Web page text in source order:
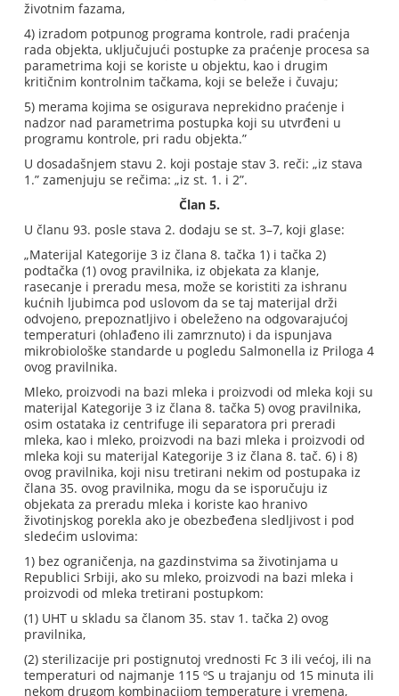
životnim fazama,
4) izradom potpunog programa kontrole, radi praćenja
rada objekta, uključujući postupke za praćenje procesa sa
parametrima koji se koriste u objektu, kao i drugim
kritičnim kontrolnim tačkama, koji se beleže i čuvaju;
5) merama kojima se osigurava neprekidno praćenje i
nadzor nad parametrima postupka koji su utvrđeni u
programu kontrole, pri radu objekta.”
U dosadašnjem stavu 2. koji postaje stav 3. reči: „iz stava
1.” zamenjuju se rečima: „iz st. 1. i 2”.
Član 5.
U članu 93. posle stava 2. dodaju se st. 3–7, koji glase:
„Materijal Kategorije 3 iz člana 8. tačka 1) i tačka 2)
podtačka (1) ovog pravilnika, iz objekata za klanje,
rasecanje i preradu mesa, može se koristiti za ishranu
kućnih ljubimca pod uslovom da se taj materijal drži
odvojeno, prepoznatljivo i obeleženo na odgovarajućoj
temperaturi (ohlađeno ili zamrznuto) i da ispunjava
mikrobiološke standarde u pogledu Salmonella iz Priloga 4
ovog pravilnika.
Mleko, proizvodi na bazi mleka i proizvodi od mleka koji su
materijal Kategorije 3 iz člana 8. tačka 5) ovog pravilnika,
osim ostataka iz centrifuge ili separatora pri preradi
mleka, kao i mleko, proizvodi na bazi mleka i proizvodi od
mleka koji su materijal Kategorije 3 iz člana 8. tač. 6) i 8)
ovog pravilnika, koji nisu tretirani nekim od postupaka iz
člana 35. ovog pravilnika, mogu da se isporučuju iz
objekata za preradu mleka i koriste kao hranivo
životinjskog porekla ako je obezbeđena sledljivost i pod
sledećim uslovima:
1) bez ograničenja, na gazdinstvima sa životinjama u
Republici Srbiji, ako su mleko, proizvodi na bazi mleka i
proizvodi od mleka tretirani postupkom:
(1) UHT u skladu sa članom 35. stav 1. tačka 2) ovog
pravilnika,
(2) sterilizacije pri postignutoj vrednosti Fc 3 ili većoj, ili na
temperaturi od najmanje 115 ºS u trajanju od 15 minuta ili
nekom drugom kombinacijom temperature i vremena,